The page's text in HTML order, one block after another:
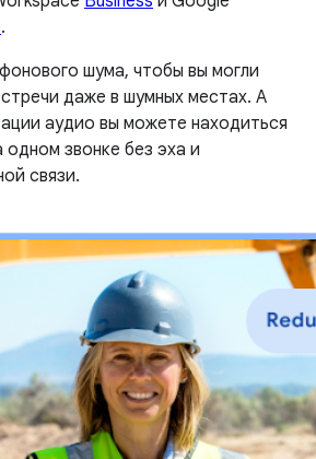
.
шума, чтобы вы могли
даже в шумных местах. А
аудио вы можете находиться
звонке без эха и
связи.